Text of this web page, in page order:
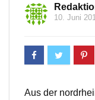
10. Juni
Aus der